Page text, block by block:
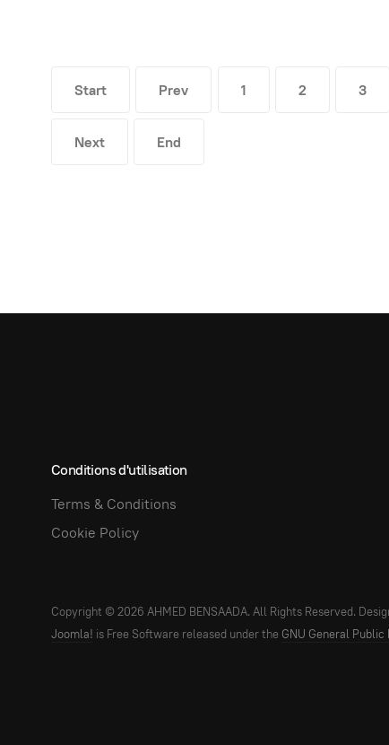
Start Prev 1 2 3
Next End
Conditions d'utilisation
Terms & Conditions
Cookie Policy
Copyright © 2026 AHMED BENSAADA. All Rights Reserved.
Joomla! is Free Software released under the GNU General Public